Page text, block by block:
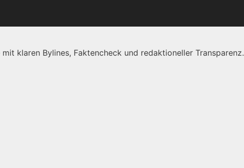
klaren Bylines, Faktencheck und redaktioneller Transparenz.